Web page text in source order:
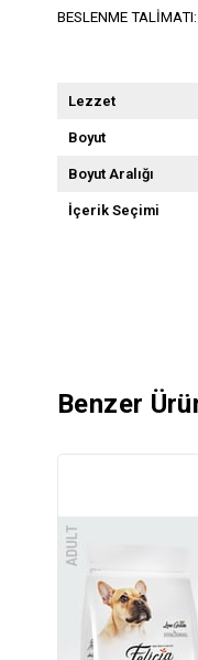
BESLENME
Lezzet
Boyut
Boyut Aralığı
İçerik Seçimi
Benzer